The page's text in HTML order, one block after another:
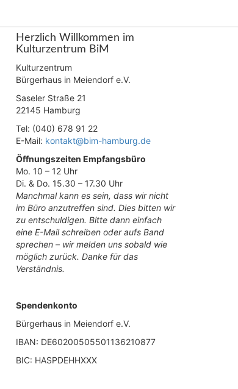
Herzlich Willkommen im
Kulturzentrum BiM
Kulturzentrum
Bürgerhaus in Meiendorf e.V.
Saseler Straße 21
22145 Hamburg
Tel: (040) 678 91 22
E-Mail: kontakt@bim-hamburg.de
Öffnungszeiten Empfangsbüro
Mo. 10 – 12 Uhr
Di. & Do. 15.30 – 17.30 Uhr
Manchmal kann es sein, dass wir nicht
im Büro anzutreffen sind. Dies bitten wir
zu entschuldigen. Bitte dann einfach
eine E-Mail schreiben oder aufs Band
sprechen – wir melden uns sobald wie
möglich zurück. Danke für das
Verständnis.
Spendenkonto
Bürgerhaus in Meiendorf e.V.
IBAN: DE60200505501136210877
BIC: HASPDEHHXXX